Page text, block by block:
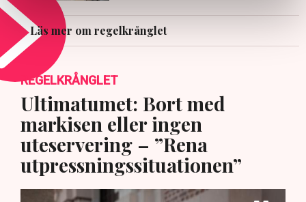
Läs mer om regelkrånglet
REGELKRÅNGLET
Ultimatumet: Bort med
markisen eller ingen
uteservering – ”Rena
utpressningssituationen”